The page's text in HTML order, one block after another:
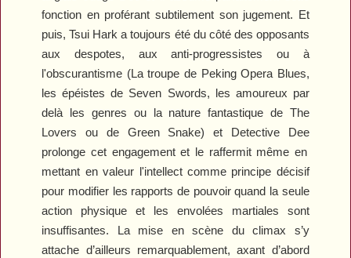
fonction en proférant subtilement son jugement. Et
puis, Tsui Hark a toujours été du côté des opposants
aux despotes, aux anti-progressistes ou à
l'obscurantisme (La troupe de Peking Opera Blues,
les épéistes de Seven Swords, les amoureux par
delà les genres ou la nature fantastique de The
Lovers ou de Green Snake) et Detective Dee
prolonge cet engagement et le raffermit même en
mettant en valeur l'intellect comme principe décisif
pour modifier les rapports de pouvoir quand la seule
action physique et les envolées martiales sont
insuffisantes. La mise en scène du climax s’y
attache d’ailleurs remarquablement, axant d’abord